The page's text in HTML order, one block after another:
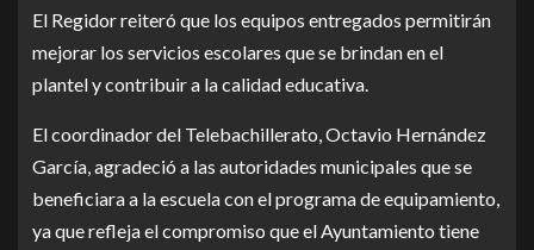
El Regidor reiteró que los equipos entregados permitirán
mejorar los servicios escolares que se brindan en el
plantel y contribuir a la calidad educativa.
El coordinador del Telebachillerato, Octavio Hernández
García, agradeció a las autoridades municipales que se
beneficiara a la escuela con el programa de equipamiento,
ya que refleja el compromiso que el Ayuntamiento tiene